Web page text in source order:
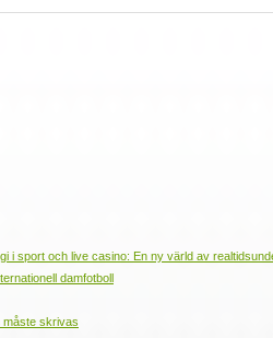
i sport och live casino: En ny värld av
damfotboll
måste skrivas